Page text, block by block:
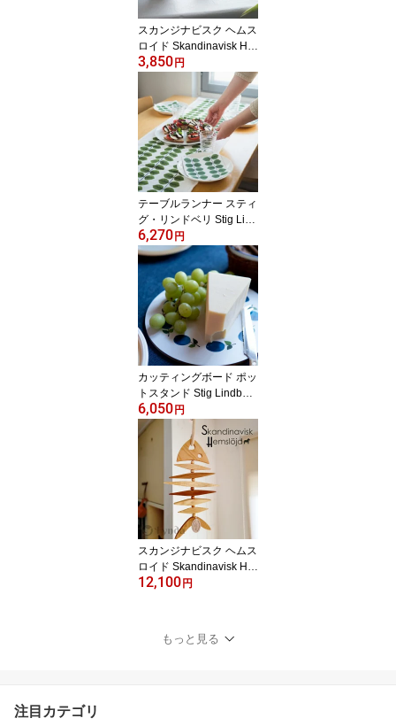
スカンジナビスク ヘムス
ロイド Skandinavisk He
mslojd 木製 北欧フィギ
ュア バイキング ボーイ
ガール おすわり 全4種 ハ
ンドメイド 人形 海賊 北
欧 フェルト 木 ハンドメ
イド 手づくり おしゃれ
3,850 円
テーブルランナー スティ
グ・リンドベリ Stig Lind
berg ベルサ Bersa テー
ブルセンター A3 Profil 北
欧 北欧雑貨 スウェーデ
ン テキスタイル プレゼ
ント お祝い 葉っぱ柄 緑
グリーン
6,270 円
カッティングボード ポッ
トスタンド Stig Lindberg
Prunus スティグ・リン
ドベリ プルーヌス 木製
まな板 鍋敷き プレート
A3 Profil 復刻 北欧 スウ
ェーデン 青 プルーン キ
ッチン雑貨 ヴィンテージ
木製
6,050 円
スカンジナビスク ヘムス
ロイド Skandinavisk He
mslojd 木製 トリベット
d trivet 魚 北欧 木製 鍋敷
き トリベット 職人 ハン
12,100 円
もっと見る
注目カテゴリ